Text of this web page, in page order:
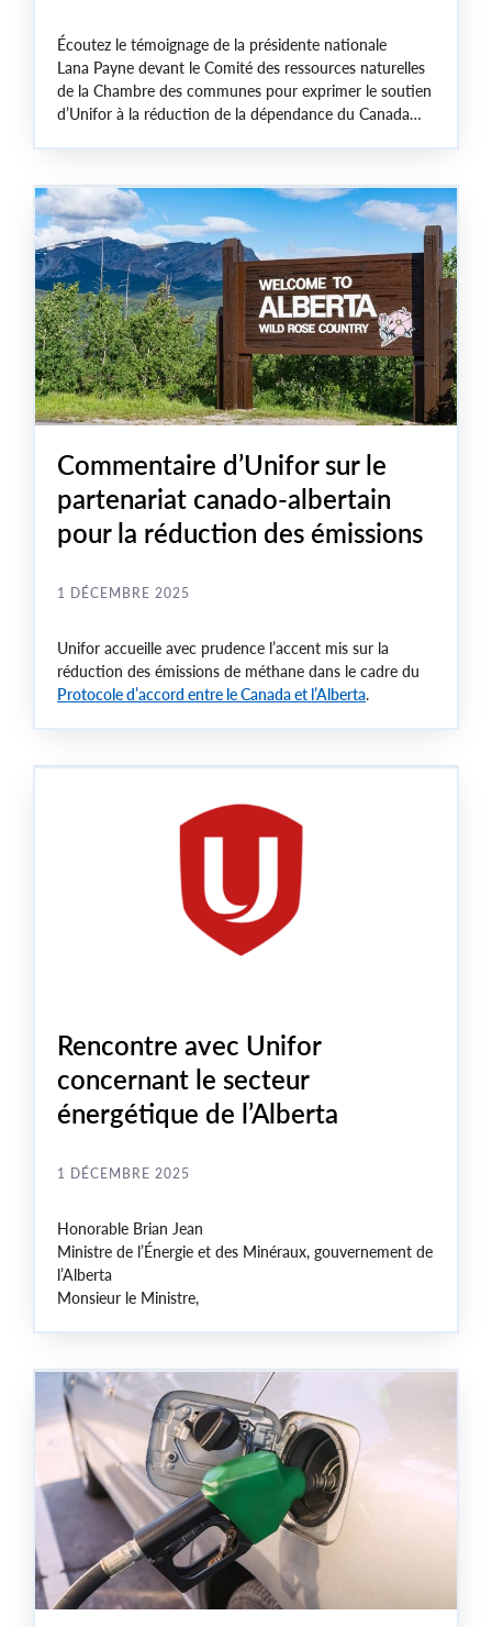
Écoutez le témoignage de la présidente nationale
Lana Payne devant le Comité des ressources naturelles
de la Chambre des communes pour exprimer le soutien
d’Unifor à la réduction de la dépendance du Canada
l’industrie à des modèles de gestion « à court terme »
qui mettent en danger les travailleuses et travailleurs du
secteur de l’énergie ainsi que leurs communautés.
Commentaire d’Unifor sur le
partenariat canado-albertain
pour la réduction des émissions
1 DÉCEMBRE 2025
Unifor accueille avec prudence l’accent mis sur la
réduction des émissions de méthane dans le cadre du
Protocole d’accord entre le Canada et l’Alberta.
Rencontre avec Unifor
concernant le secteur
énergétique de l’Alberta
1 DÉCEMBRE 2025
Honorable Brian Jean
Ministre de l’Énergie et des Minéraux, gouvernement de
l’Alberta
Monsieur le Ministre,